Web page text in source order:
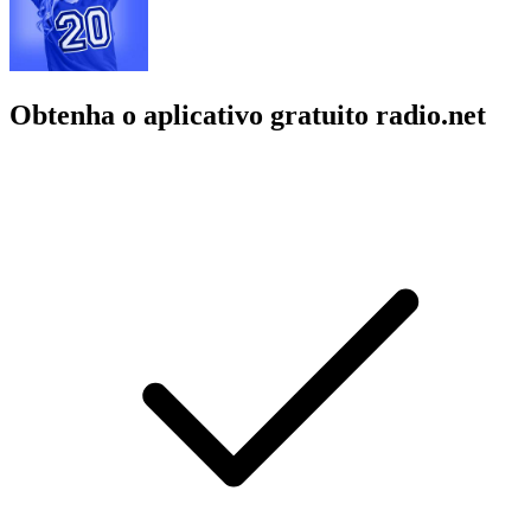
Obtenha o aplicativo gratuito radio.net